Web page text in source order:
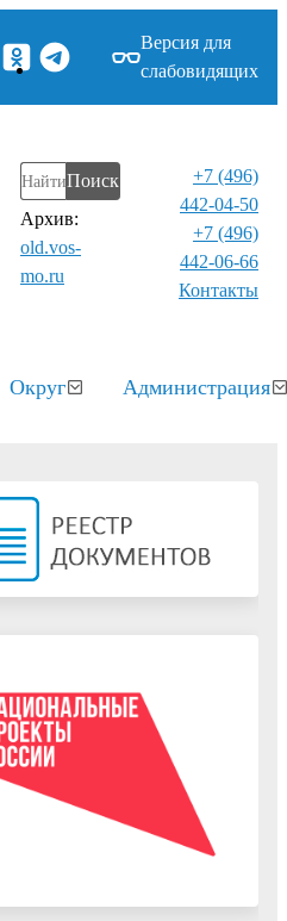
Версия для
слабовидящих
Поиск
Архив:
old.vos-
mo.ru
+7 (496)
442-04-50
+7 (496)
442-06-66
Контакты⁠
Округ Администрация